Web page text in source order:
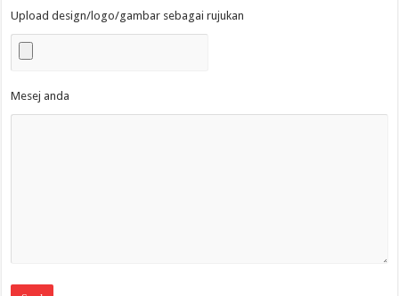
Upload design/logo/gambar sebagai rujukan
Mesej anda